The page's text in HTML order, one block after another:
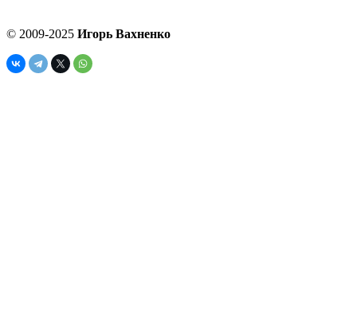
© 2009-2025 Игорь Вахненко